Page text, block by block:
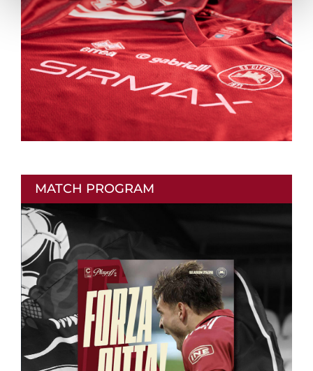
MATCH PROGRAM